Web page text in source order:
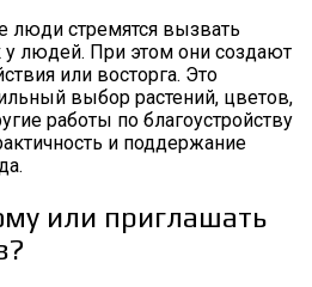
люди стремятся вызвать
людей. При этом они создают
или восторга. Это
выбор растений, цветов,
работы по благоустройству
и поддержание
или приглашать